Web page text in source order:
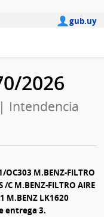
gub.uy
2026
Intendencia
OC303 M.BENZ-FILTRO
/C M.BENZ-FILTRO AIRE
M.BENZ LK1620
entrega 3.